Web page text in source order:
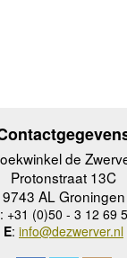
de
Protonstraat 13C
9743 AL Groningen
: +31 (0)50 - 3 12 69
E: info@dezwerver.nl